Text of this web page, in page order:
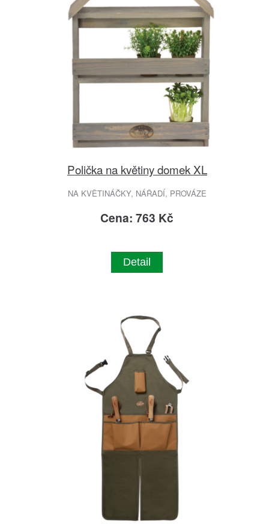
Polička na květiny domek XL
NA KVĚTINÁČKY, NÁŘADÍ, PROVÁZE
Cena: 763 Kč
Detail